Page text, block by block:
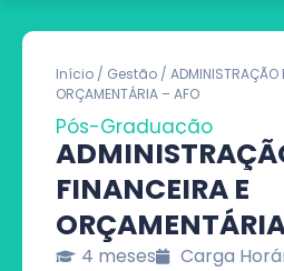
Início / Gestão / ADMINISTRAÇÃO
ORÇAMENTÁRIA – AFO
Pós-Graduação
FINANCEIRA E
4 meses Carga